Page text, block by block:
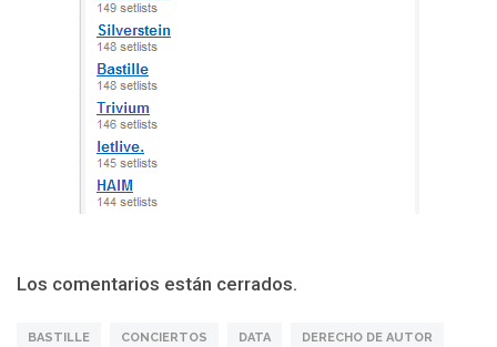
Los comentarios están cerrados.
BASTILLE CONCIERTOS DATA DERECHO DE AUTOR